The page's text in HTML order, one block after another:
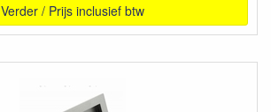
Verder / Prijs inclusief btw